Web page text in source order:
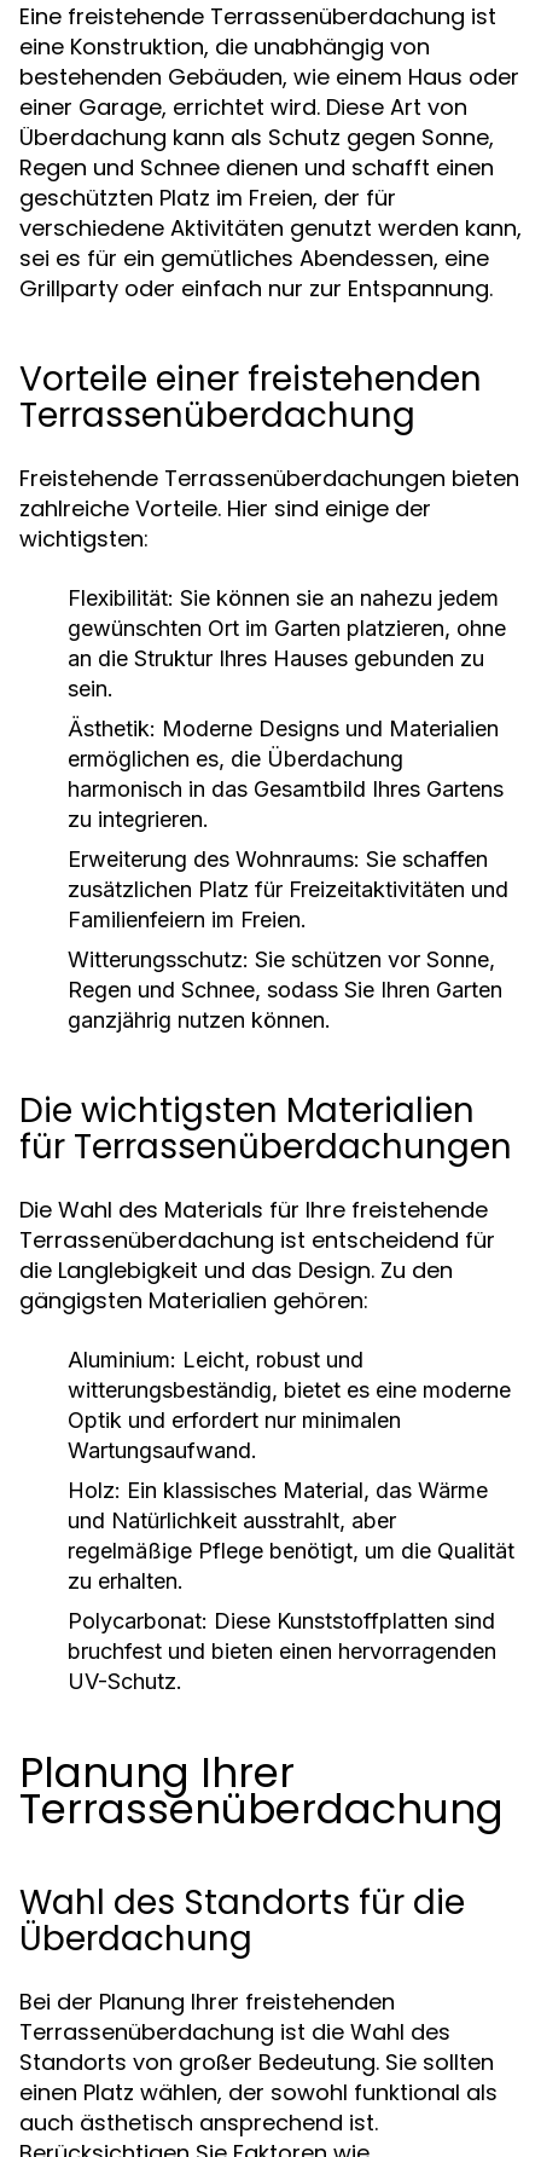
Eine freistehende Terrassenüberdachung ist
eine Konstruktion, die unabhängig von
bestehenden Gebäuden, wie einem Haus oder
einer Garage, errichtet wird. Diese Art von
Überdachung kann als Schutz gegen Sonne,
Regen und Schnee dienen und schafft einen
geschützten Platz im Freien, der für
verschiedene Aktivitäten genutzt werden kann,
sei es für ein gemütliches Abendessen, eine
Grillparty oder einfach nur zur Entspannung.
Vorteile einer freistehenden
Terrassenüberdachung
Freistehende Terrassenüberdachungen bieten
zahlreiche Vorteile. Hier sind einige der
wichtigsten:
Flexibilität: Sie können sie an nahezu jedem
gewünschten Ort im Garten platzieren, ohne
an die Struktur Ihres Hauses gebunden zu
sein.
Ästhetik: Moderne Designs und Materialien
ermöglichen es, die Überdachung
harmonisch in das Gesamtbild Ihres Gartens
zu integrieren.
Erweiterung des Wohnraums: Sie schaffen
zusätzlichen Platz für Freizeitaktivitäten und
Familienfeiern im Freien.
Witterungsschutz: Sie schützen vor Sonne,
Regen und Schnee, sodass Sie Ihren Garten
ganzjährig nutzen können.
Die wichtigsten Materialien
für Terrassenüberdachungen
Die Wahl des Materials für Ihre freistehende
Terrassenüberdachung ist entscheidend für
die Langlebigkeit und das Design. Zu den
gängigsten Materialien gehören:
Aluminium: Leicht, robust und
witterungsbeständig, bietet es eine moderne
Optik und erfordert nur minimalen
Wartungsaufwand.
Holz: Ein klassisches Material, das Wärme
und Natürlichkeit ausstrahlt, aber
regelmäßige Pflege benötigt, um die Qualität
zu erhalten.
Polycarbonat: Diese Kunststoffplatten sind
bruchfest und bieten einen hervorragenden
UV-Schutz.
Planung Ihrer
Terrassenüberdachung
Wahl des Standorts für die
Überdachung
Bei der Planung Ihrer freistehenden
Terrassenüberdachung ist die Wahl des
Standorts von großer Bedeutung. Sie sollten
einen Platz wählen, der sowohl funktional als
auch ästhetisch ansprechend ist.